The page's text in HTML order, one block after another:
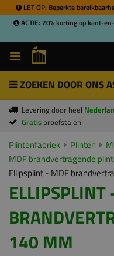
LET OP: Beperkte
ACTIE: 20% korting op kant-
ZOEKEN DOOR ONS
Levering door heel
Gratis proefstalen
Plintenfabriek Plinten
MDF brandvertragende
Ellipsplint - MDF
140 MM